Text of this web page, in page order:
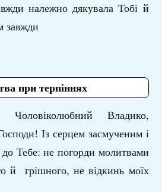
належно дякувала Тобі й
завжди
при терпіннях
Владико,
Із серцем засмученим і
Тебе: не погорди молитвами
й грішного, не відкинь моїх